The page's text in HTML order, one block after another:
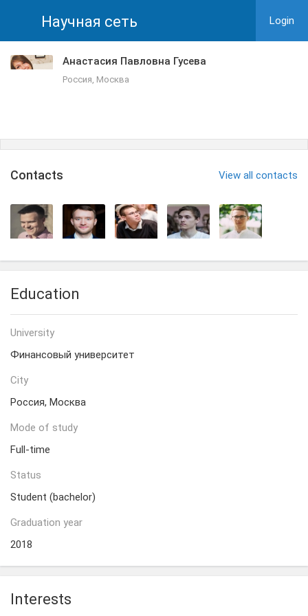
Научная сеть Login
Анастасия Павловна Гусева
Россия, Москва
Сontacts View all contacts
Education
University
Финансовый университет
City
Россия, Москва
Mode of study
Full-time
Status
Student (bachelor)
Graduation year
2018
Interests